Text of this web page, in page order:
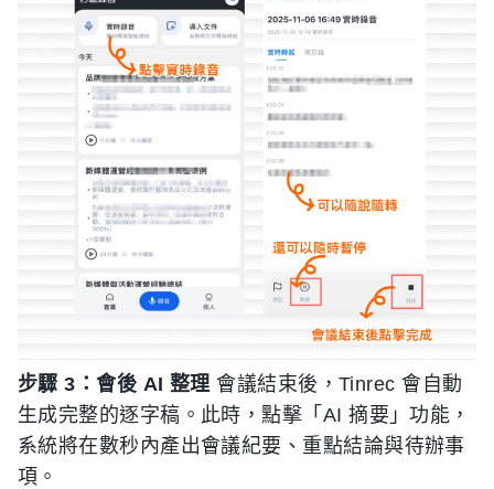
步驟 3：會後 AI 整理 會議結束後，Tinrec 會自動
生成完整的逐字稿。此時，點擊「AI 摘要」功能，
系統將在數秒內產出會議紀要、重點結論與待辦事
項。